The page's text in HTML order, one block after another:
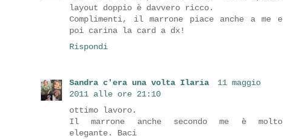
layout doppio è davvero ricco.
Complimenti, il marrone piace anche a me e
poi carina la card a dx!
Rispondi
Sandra c'era una volta Ilaria
11 maggio
2011 alle ore 21:10
ottimo lavoro.
Il marrone anche secondo me è molto
elegante. Baci